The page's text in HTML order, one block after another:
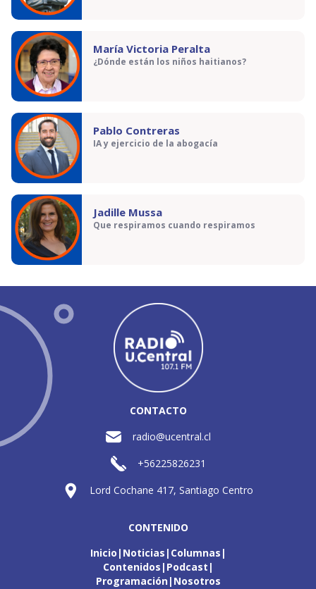
María Victoria Peralta
¿Dónde están los niños haitianos?
Pablo Contreras
IA y ejercicio de la abogacía
Jadille Mussa
Que respiramos cuando respiramos
CONTACTO
radio@ucentral.cl
+56225826231
Lord Cochane 417, Santiago Centro
CONTENIDO
Inicio Noticias Columnas
Contenidos Podcast
Programación Nosotros